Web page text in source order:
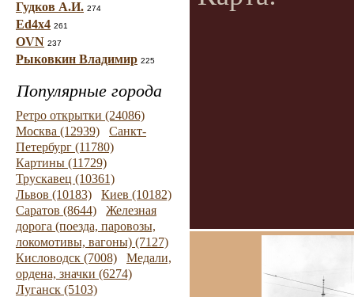
Гудков А.И. 274
Ed4x4 261
OVN 237
Рыковкин Владимир 225
Популярные города
Ретро открытки (24086)
Москва (12939)
Санкт-
Петербург (11780)
Картины (11729)
Трускавец (10361)
Львов (10183)
Киев (10182)
Саратов (8644)
Железная
дорога (поезда, паровозы,
локомотивы, вагоны) (7127)
Кисловодск (7008)
Медали,
ордена, значки (6274)
Луганск (5103)